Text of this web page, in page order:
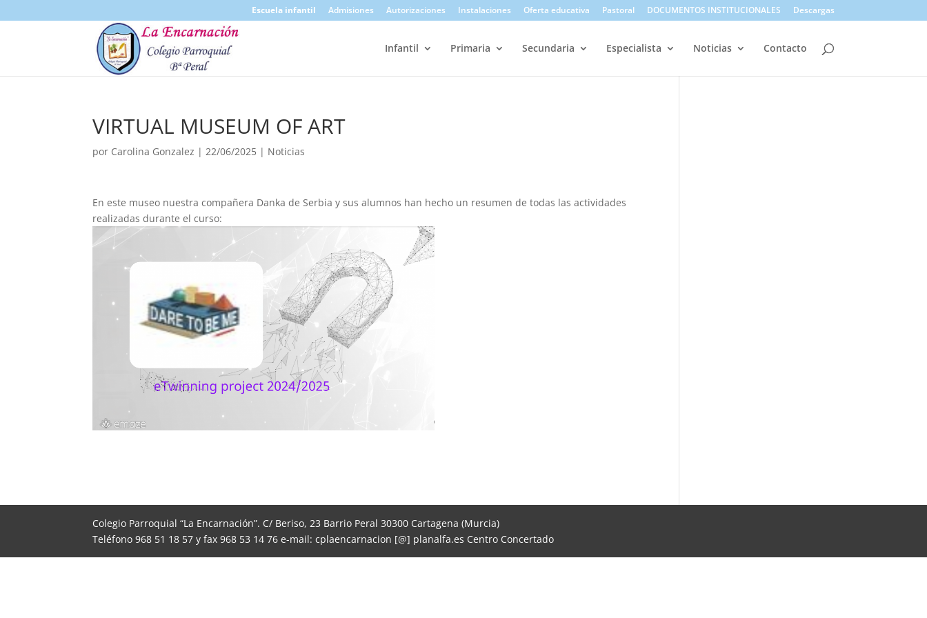
Escuela infantil Admisiones Autorizaciones Instalaciones Oferta educativa Pastoral DOCUMENTOS INSTITUCIONALES Descargas
Infantil Primaria Secundaria Especialista Noticias Contacto
VIRTUAL MUSEUM OF ART
por Carolina Gonzalez |22/06/2025 | Noticias
En este museo nuestra compañera Danka de Serbia y sus alumnos han hecho un resumen de todas las actividades
realizadas durante el curso:
Colegio Parroquial “La Encarnación”. C/ Beriso, 23 Barrio Peral 30300 Cartagena (Murcia)
Teléfono 968 51 18 57 y fax 968 53 14 76 e-mail: cplaencarnacion [@] planalfa.es Centro Concertado